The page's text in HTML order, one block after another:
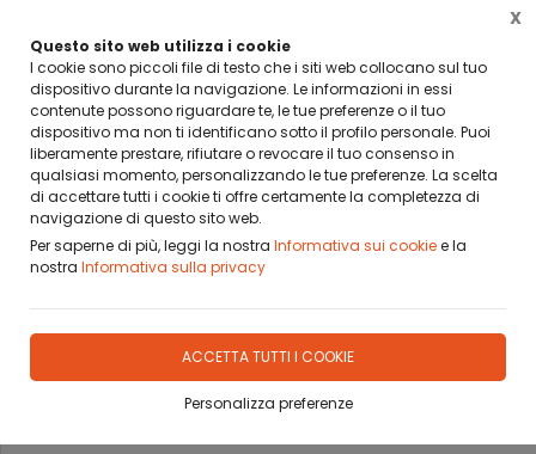
Questo sito web utilizza i cookie
I cookie sono piccoli file di testo che i siti web collocano sul tuo
dispositivo durante la navigazione. Le informazioni in essi
contenute possono riguardare te, le tue preferenze o il tuo
dispositivo ma non ti identificano sotto il profilo personale. Puoi
liberamente prestare, rifiutare o revocare il tuo consenso in
qualsiasi momento, personalizzando le tue preferenze. La scelta
di accettare tutti i cookie ti offre certamente la completezza di
navigazione di questo sito web.
Per saperne di più, leggi la nostra Informativa sui cookiee la
nostra Informativa sulla privacy
ACCETTA TUTTI I COOKIE
Personalizza preferenze
X
DA OGGI PUOI PAGARE CON BANCA SELLA PAY BY LINK
Home Prodotti STECCHE E ACCESSORI RASCHIETTO CUOIO
RASCHIETTO RASCHIA CUOIO
PORPER ALLUMINIO
DISPONIBILITÀ IMMEDIATA